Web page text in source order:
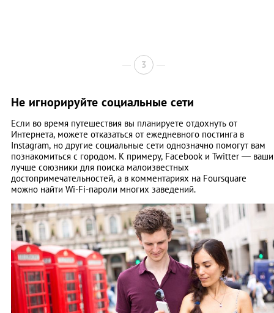
3
Не игнорируйте социальные сети
Если во время путешествия вы планируете отдохнуть от
Интернета, можете отказаться от ежедневного постинга в
Instagram, но другие социальные сети однозначно помогут вам
познакомиться с городом. К примеру, Facebook и Twitter — ваши
лучше союзники для поиска малоизвестных
достопримечательностей, а в комментариях на Foursquare
можно найти Wi-Fi-пароли многих заведений.